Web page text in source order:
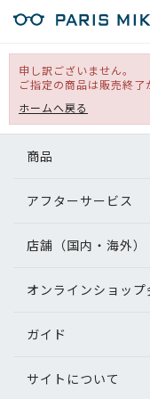
申し訳ございません。
ご指定の商品は販売終了
ホームへ戻る
商品
アフターサービス
店舗（国内・海外）
オンラインショップ
ガイド
サイトについて